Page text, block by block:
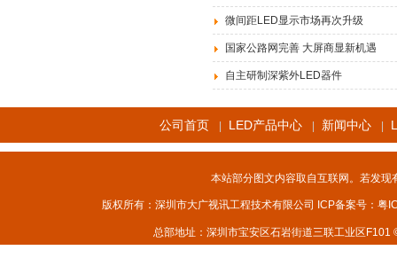
微间距LED显示市场再次升级
国家公路网完善 大屏商显新机遇
自主研制深紫外LED器件
公司首页 LED产品中心 新闻中心
本站部分图文内容取自互联网。若发
版权所有：深圳市大广视讯工程技术有限公司 ICP备案号： 粤
总部地址：深圳市宝安区石岩街道三联工业区